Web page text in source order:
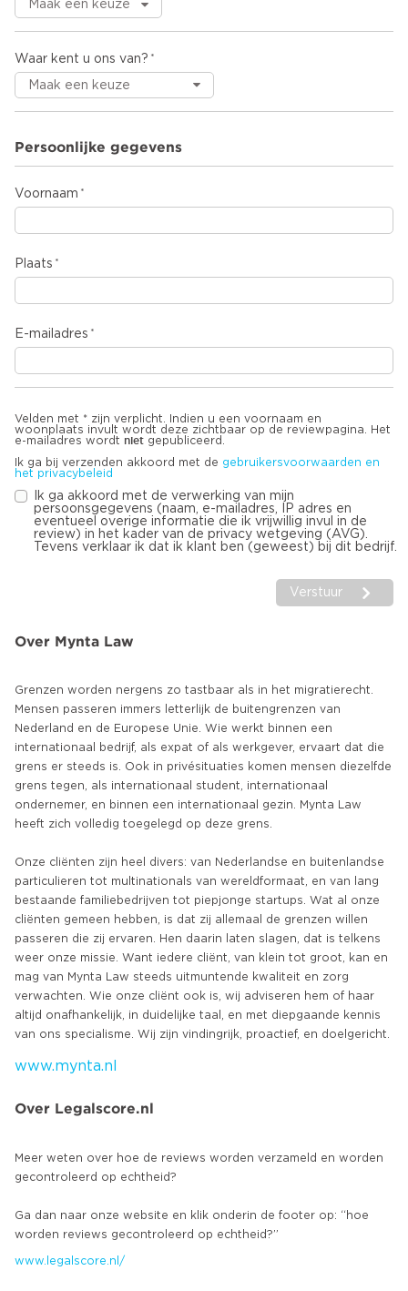
Waar kent u ons van?
Persoonlijke gegevens
Voornaam
Plaats
E-mailadres
Velden met * zijn verplicht. Indien u een voornaam en
woonplaats invult wordt deze zichtbaar op de reviewpagina. Het
e-mailadres wordt niet gepubliceerd.
Ik ga bij verzenden akkoord met de gebruikersvoorwaarden en
het privacybeleid
Ik ga akkoord met de verwerking van mijn
persoonsgegevens (naam, e-mailadres, IP adres en
eventueel overige informatie die ik vrijwillig invul in de
review) in het kader van de privacy wetgeving (AVG).
Tevens verklaar ik dat ik klant ben (geweest) bij dit bedrijf.
Verstuur
Over Mynta Law
Grenzen worden nergens zo tastbaar als in het migratierecht.
Mensen passeren immers letterlijk de buitengrenzen van
Nederland en de Europese Unie. Wie werkt binnen een
internationaal bedrijf, als expat of als werkgever, ervaart dat die
grens er steeds is. Ook in privésituaties komen mensen diezelfde
grens tegen, als internationaal student, internationaal
ondernemer, en binnen een internationaal gezin. Mynta Law
heeft zich volledig toegelegd op deze grens.
Onze cliënten zijn heel divers: van Nederlandse en buitenlandse
particulieren tot multinationals van wereldformaat, en van lang
bestaande familiebedrijven tot piepjonge startups. Wat al onze
cliënten gemeen hebben, is dat zij allemaal de grenzen willen
passeren die zij ervaren. Hen daarin laten slagen, dat is telkens
weer onze missie. Want iedere cliënt, van klein tot groot, kan en
mag van Mynta Law steeds uitmuntende kwaliteit en zorg
verwachten. Wie onze cliënt ook is, wij adviseren hem of haar
altijd onafhankelijk, in duidelijke taal, en met diepgaande kennis
www.mynta.nl
Over Legalscore.nl
Meer weten over hoe de reviews worden verzameld en worden
gecontroleerd op echtheid?
Ga dan naar onze website en klik onderin de footer op: “hoe
www.legalscore.nl/